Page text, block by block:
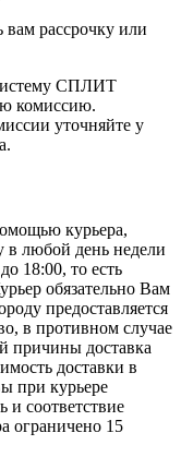
рассрочку или
СПЛИТ
комиссию.
уточняйте у
курьера,
в любой день недели
18:00, то есть
обязательно Вам
предоставляется
в противном случае
причины доставка
доставки в
при курьере
и соответствие
ограничено 15